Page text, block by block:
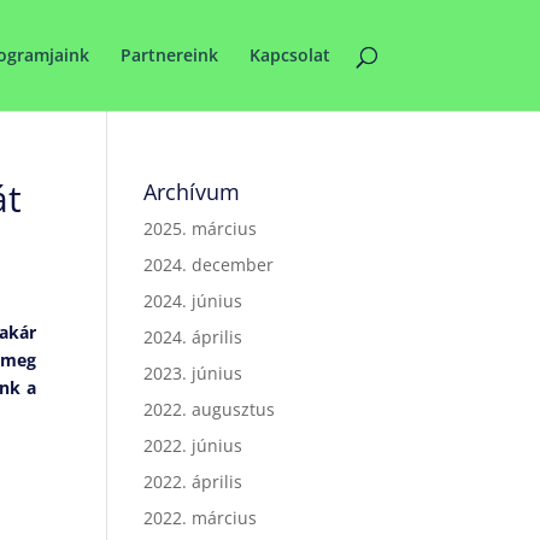
Partnereink Kapcsolat
a
Archívum
2025. március
2024. december
2024. június
2024. április
2023. június
2022. augusztus
2022. június
2022. április
2022. március